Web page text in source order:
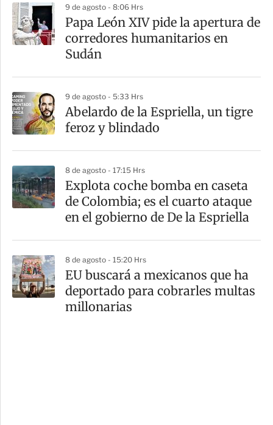
9 de agosto - 8:06 Hrs
Papa León XIV pide la apertura de
corredores humanitarios en
Sudán
9 de agosto - 5:33 Hrs
Abelardo de la Espriella, un tigre
feroz y blindado
8 de agosto - 17:15 Hrs
Explota coche bomba en caseta
de Colombia; es el cuarto ataque
en el gobierno de De la Espriella
8 de agosto - 15:20 Hrs
EU buscará a mexicanos que ha
deportado para cobrarles multas
millonarias